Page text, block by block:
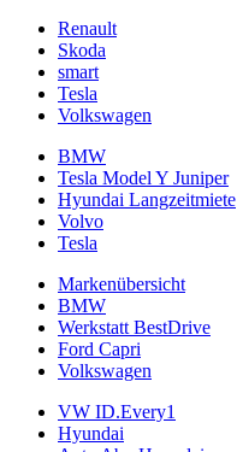
Renault
Skoda
smart
Tesla
Volkswagen
BMW
Tesla Model Y Juniper
Hyundai Langzeitmiete
Volvo
Tesla
Markenübersicht
BMW
Werkstatt BestDrive
Ford Capri
Volkswagen
VW ID.Every1
Hyundai